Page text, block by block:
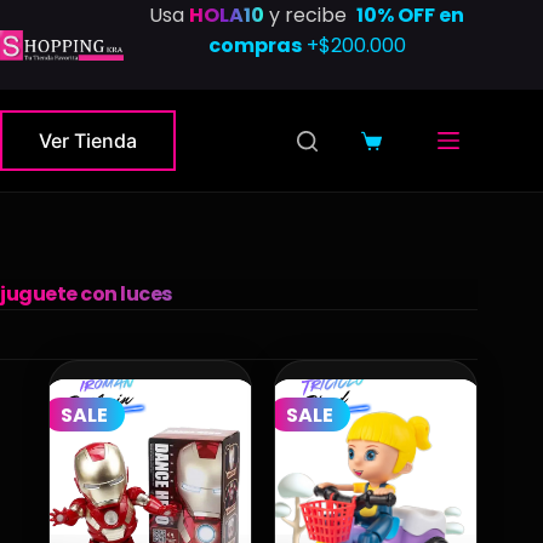
al
Usa HOLA10 y recibe10% OFF en
compras+$200.000
Ver Tienda
Carro
juguete con luces
SALE SALE